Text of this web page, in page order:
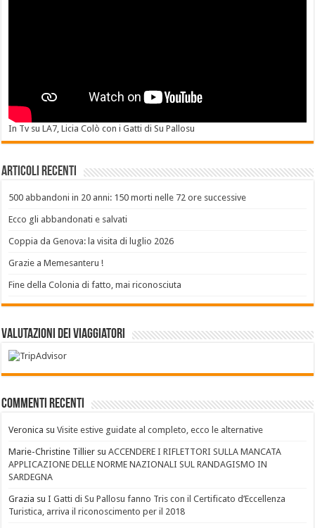
In Tv su LA7, Licia Colò con i Gatti di Su Pallosu
Articoli recenti
500 abbandoni in 20 anni: 150 morti nelle 72 ore successive
Ecco gli abbandonati e salvati
Coppia da Genova: la visita di luglio 2026
Grazie a Memesanteru !
Fine della Colonia di fatto, mai riconosciuta
Valutazioni dei Viaggiatori
Commenti recenti
Veronica suVisite estive guidate al completo, ecco le alternative
Marie-Christine Tillier suACCENDERE I RIFLETTORI SULLA MANCATA
APPLICAZIONE DELLE NORME NAZIONALI SUL RANDAGISMO IN
SARDEGNA
Grazia suI Gatti di Su Pallosu fanno Tris con il Certificato d’Eccellenza
Turistica, arriva il riconoscimento per il 2018